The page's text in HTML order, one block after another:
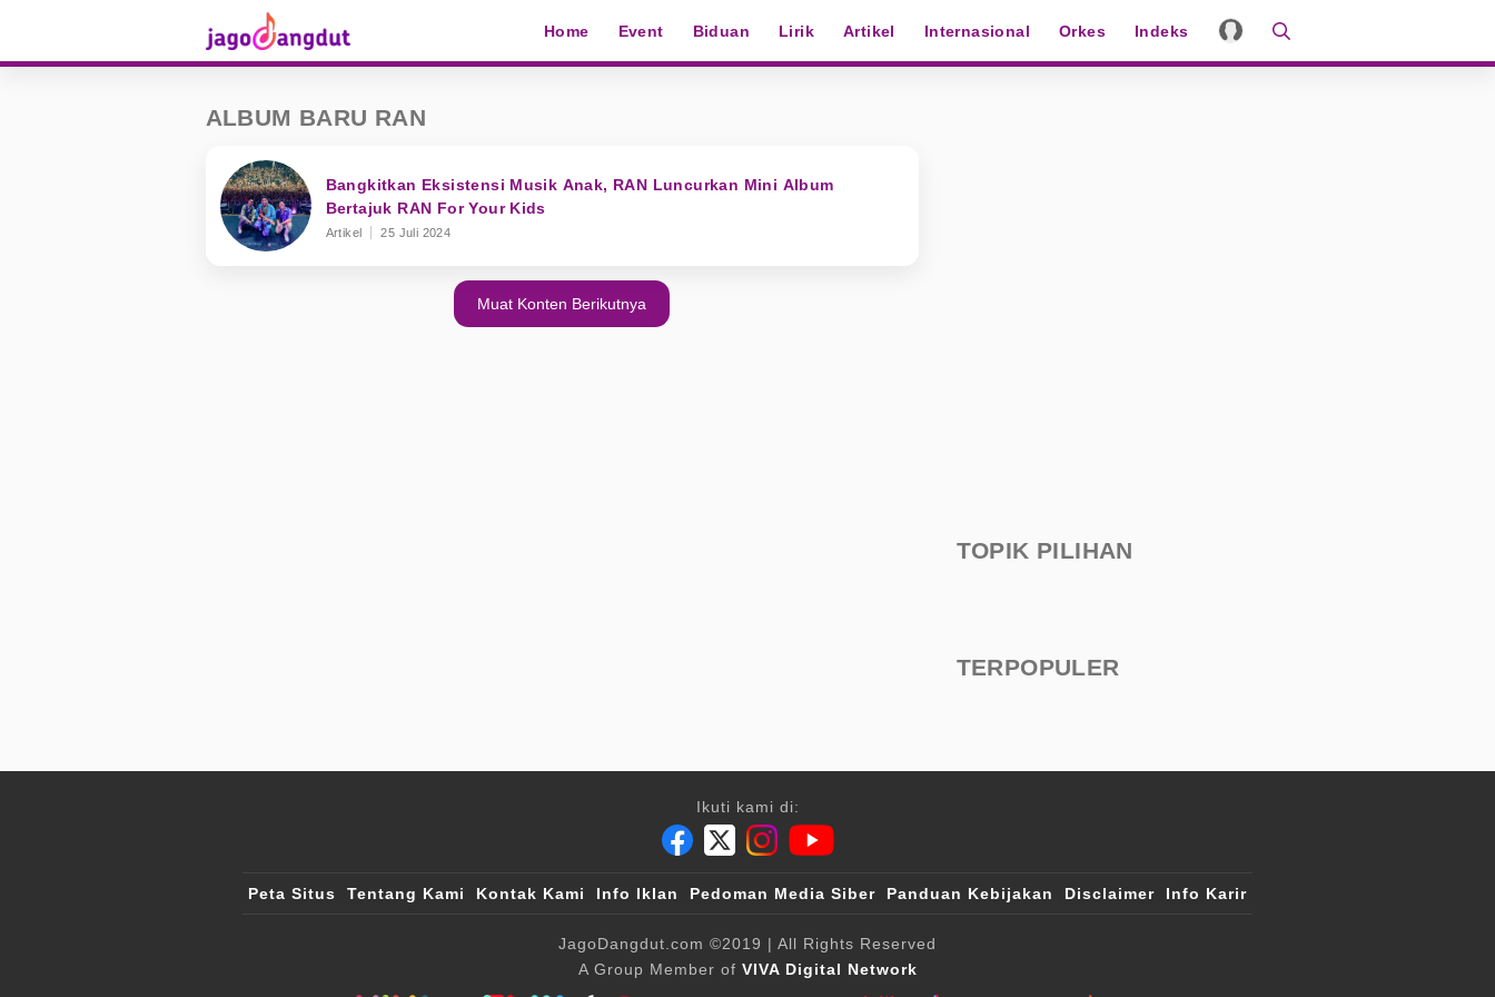
Home Event Biduan Lirik Artikel Internasional Orkes Indeks
ALBUM BARU RAN
Bangkitkan Eksistensi Musik Anak, RAN Luncurkan Mini Album
Bertajuk RAN For Your Kids
Artikel 25 Juli 2024
Muat Konten Berikutnya
TOPIK PILIHAN
TERPOPULER
Ikuti kami di:
Peta Situs Tentang Kami Kontak Kami Info Iklan Pedoman Media Siber Panduan Kebijakan Disclaimer Info Karir
JagoDangdut.com ©2019 | All Rights Reserved
A Group Member of VIVA Digital Network